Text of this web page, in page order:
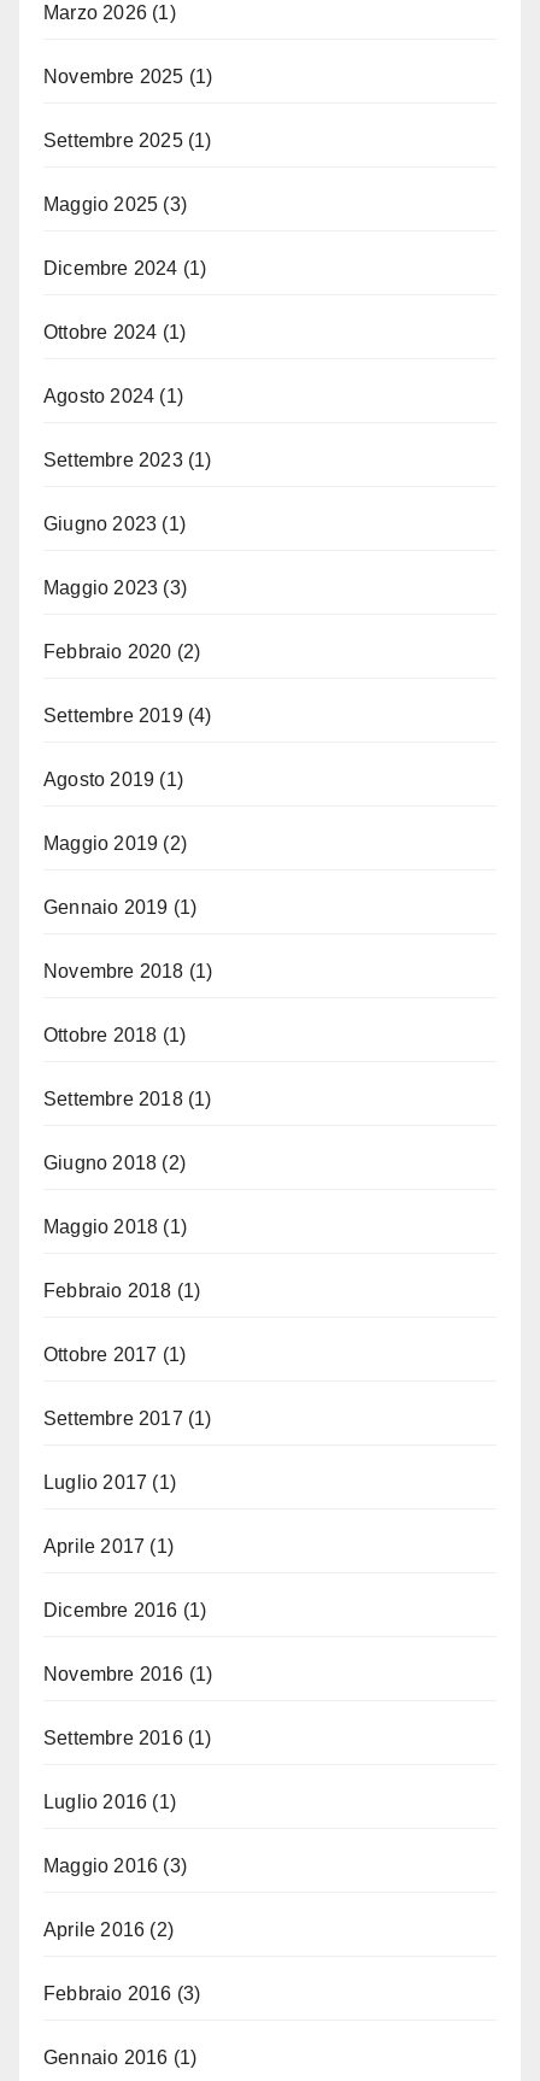
Marzo 2026 (1)
Novembre 2025 (1)
Settembre 2025(1)
Maggio 2025 (3)
Dicembre 2024 (1)
Ottobre 2024 (1)
Agosto 2024 (1)
Settembre 2023(1)
Giugno 2023 (1)
Maggio 2023 (3)
Febbraio 2020 (2)
Settembre 2019(4)
Agosto 2019 (1)
Maggio 2019 (2)
Gennaio 2019 (1)
Novembre 2018 (1)
Ottobre 2018 (1)
Settembre 2018(1)
Giugno 2018 (2)
Maggio 2018 (1)
Febbraio 2018 (1)
Ottobre 2017 (1)
Settembre 2017 (1)
Luglio 2017 (1)
Aprile 2017 (1)
Dicembre 2016 (1)
Novembre 2016 (1)
Settembre 2016(1)
Luglio 2016 (1)
Maggio 2016 (3)
Aprile 2016 (2)
Febbraio 2016 (3)
Gennaio 2016 (1)